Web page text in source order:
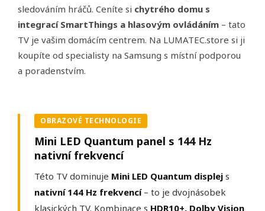
sledováním hráčů. Ceníte si chytrého domu s
integrací SmartThings a hlasovým ovládáním – tato
TV je vašim domácím centrem. Na LUMATEC.store si ji
koupíte od specialisty na Samsung s místní podporou
a poradenstvím.
OBRAZOVÉ TECHNOLOGIE
Mini LED Quantum panel s 144 Hz
nativní frekvencí
Této TV dominuje Mini LED Quantum displej s
nativní 144 Hz frekvencí– to je dvojnásobek
klasických TV. Kombinace s HDR10+, Dolby Vision